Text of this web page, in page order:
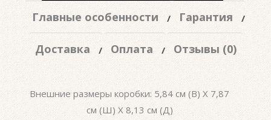
Главные особенности Гарантия
Доставка Оплата Отзывы (0)
Внешние размеры коробки: 5,84 см (В) X 7,87
см (Ш) X 8,13 см (Д)